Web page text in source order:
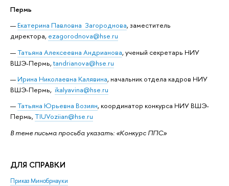
Пермь
Екатерина Павловна Загороднова, заместитель
директора, ezagorodnova@hse.ru
Татьяна Алексеевна Андрианова, ученый секретарь НИУ
ВШЭ-Пермь,tandrianova@hse.ru
Ирина Николаевна Калявина, начальник отдела кадров НИУ
ВШЭ-Пермь, ikalyavina@hse.ru
Татьяна Юрьевна Возиян, координатор конкурса НИУ ВШЭ-
Пермь,TIUVoziian@hse.ru
В теме письма просьба указать: «Конкурс ППС»
ДЛЯ СПРАВКИ
Приказ Минобрнауки